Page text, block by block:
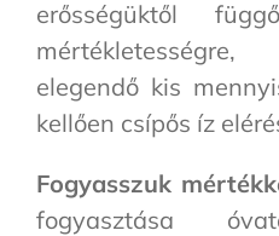
erősségüktől
elegendő kis
kellően csípős íz
Fogyasszuk
fogyasztása